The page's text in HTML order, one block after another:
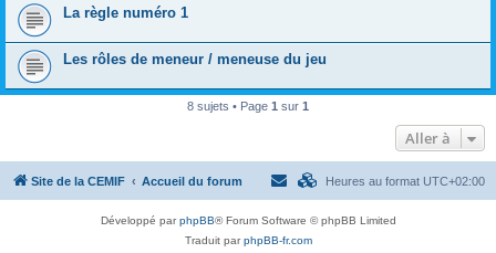
La règle numéro 1
Les rôles de meneur / meneuse du jeu
8 sujets • Page 1 sur 1
Aller à
Site de la CEMIF Accueil du forum Heures au format UTC+02:00
Développé parphpBB® Forum Software © phpBB Limited
Traduit parphpBB-fr.com